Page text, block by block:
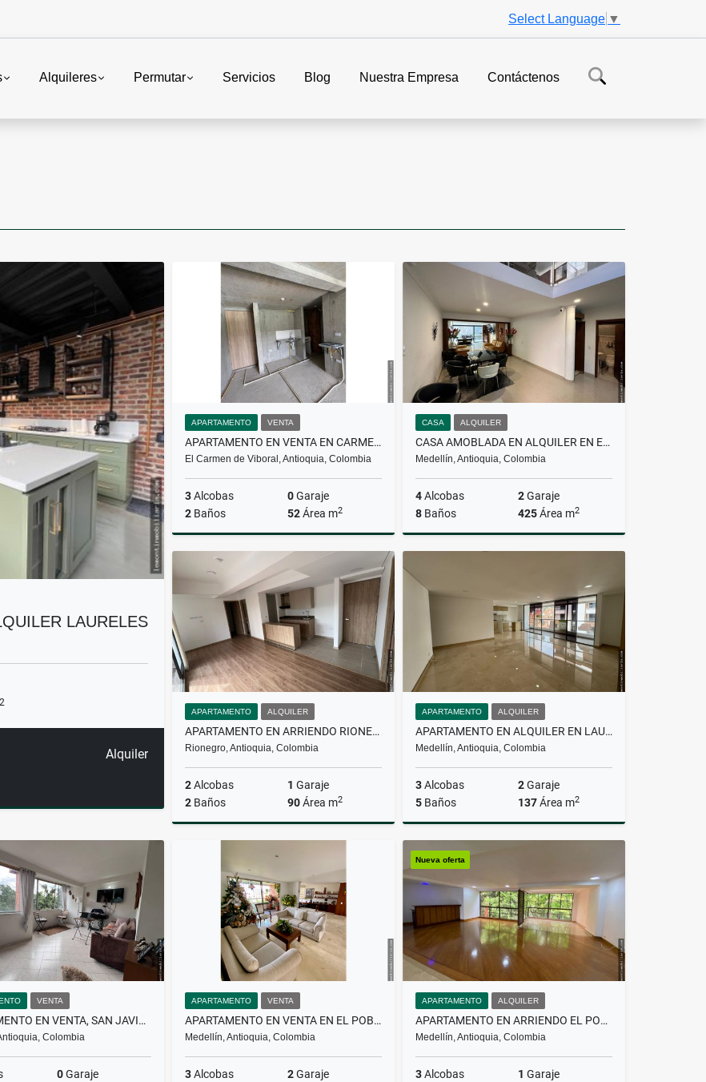
Select Language ▼
Alquileres Permutar Servicios Blog Nuestra Empresa Contáctenos
LAURELES
2
Alquiler
APARTAMENTO VENTA
APARTAMENTO EN VENTA EN CARMEN DEL VIBORAL
El Carmen de Viboral, Antioquia, Colombia
3Alcobas 0Garaje
2 Baños 52Área m2
$220.000.000
CASA ALQUILER
CASA AMOBLADA EN ALQUILER EN EL POBLADO
Medellín, Antioquia, Colombia
4Alcobas 2Garaje
8 Baños 425Área m2
APARTAMENTO ALQUILER
APARTAMENTO EN ARRIENDO RIONEGRO, ANTIOQUIA
Rionegro, Antioquia, Colombia
2Alcobas 1 Garaje
2 Baños 90Área m2
APARTAMENTO ALQUILER
APARTAMENTO EN ALQUILER EN LAURELES
Medellín, Antioquia, Colombia
3Alcobas 2Garaje
5 Baños 137Área m2
VENTA
APARTAMENTO EN VENTA, SAN JAVIER, MEDELLIN
Colombia
0Garaje
APARTAMENTO VENTA
APARTAMENTO EN VENTA EN EL POBLADO
Medellín, Antioquia, Colombia
3Alcobas 2Garaje
Nueva oferta
APARTAMENTO ALQUILER
APARTAMENTO EN ARRIENDO EL POBLADO, MEDELLIN
Medellín, Antioquia, Colombia
3Alcobas 1 Garaje